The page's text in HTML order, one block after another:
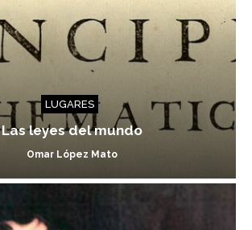
LUGARES
Las leyes del mundo
Omar López Mato